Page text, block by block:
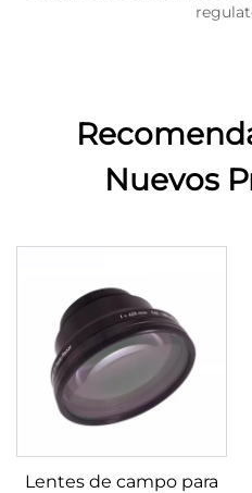
Nuevos
Lentes de campo para